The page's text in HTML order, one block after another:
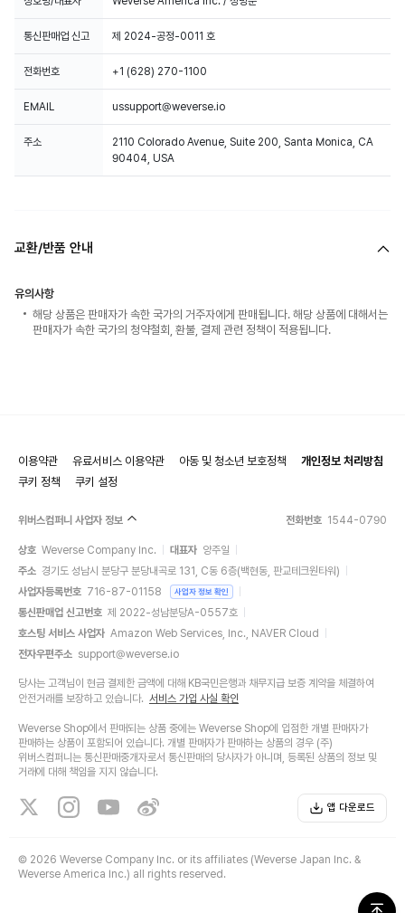
통신판매업 신고 제 2024-공정-0011 호
전화번호 +1 (628) 270-1100
EMAIL ussupport@weverse.io
주소
2110 Colorado Avenue, Suite 200, Santa Monica, CA
90404, USA
교환/반품 안내
유의사항
해당 상품은 판매자가 속한 국가의 거주자에게 판매됩니다. 해당 상품에 대해서는
판매자가 속한 국가의 청약철회, 환불, 결제 관련 정책이 적용됩니다.
이용약관 유료서비스 이용약관 아동 및 청소년 보호정책
개인정보 처리방침
쿠키 정책
쿠키 설정
위버스컴퍼니 사업자 정보 전화번호 1544-0790
상호 Weverse Company Inc. 대표자 양주일
주소 경기도 성남시 분당구 분당내곡로 131, C동 6층(백현동, 판교테크원타워)
사업자등록번호 716-87-01158 사업자 정보 확인
통신판매업 신고번호 제 2022-성남분당A-0557호
호스팅 서비스 사업자 Amazon Web Services, Inc., NAVER Cloud
전자우편주소 support@weverse.io
당사는 고객님이 현금 결제한 금액에 대해 KB국민은행과 채무지급 보증 계약을 체결하여
안전거래를 보장하고 있습니다. 서비스 가입 사실 확인
Weverse Shop에서 판매되는 상품 중에는 Weverse Shop에 입점한 개별 판매자가
판매하는 상품이 포함되어 있습니다. 개별 판매자가 판매하는 상품의 경우 (주)
위버스컴퍼니는 통신판매중개자로서 통신판매의 당사자가 아니며, 등록된 상품의 정보 및
거래에 대해 책임을 지지 않습니다.
앱 다운로드
© 2026 Weverse Company Inc. or its affiliates (Weverse Japan Inc. &
Weverse America Inc.) all rights reserved.